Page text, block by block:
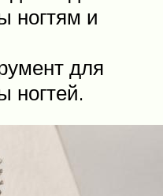
ногтям и
для
ногтей.